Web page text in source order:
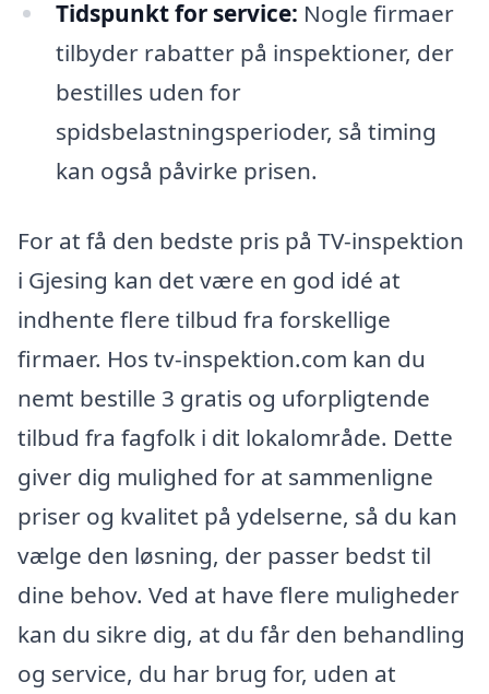
Tidspunkt for service: Nogle firmaer
tilbyder rabatter på inspektioner, der
bestilles uden for
spidsbelastningsperioder, så timing
kan også påvirke prisen.
For at få den bedste pris på TV-inspektion
i Gjesing kan det være en god idé at
indhente flere tilbud fra forskellige
firmaer. Hos tv-inspektion.com kan du
nemt bestille 3 gratis og uforpligtende
tilbud fra fagfolk i dit lokalområde. Dette
giver dig mulighed for at sammenligne
priser og kvalitet på ydelserne, så du kan
vælge den løsning, der passer bedst til
dine behov. Ved at have flere muligheder
kan du sikre dig, at du får den behandling
og service, du har brug for, uden at